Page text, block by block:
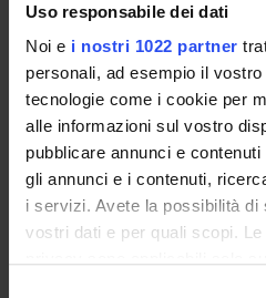
Uso responsabile dei dati
Noi e i nostri 1022 partner
personali, ad esempio il
tecnologie come i cookie per
alle informazioni sul vostro
pubblicare annunci e
gli annunci e i contenuti,
i servizi. Avete la possibilità di
vostri dati e per quali scopi.
SEZIONI
Psichiatria